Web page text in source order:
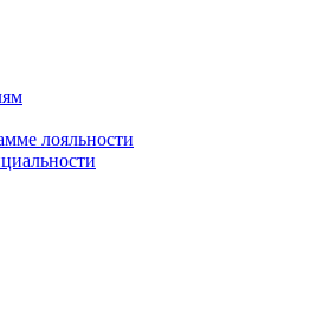
лояльности